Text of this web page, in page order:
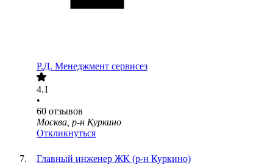
Р.Д. Менеджмент сервисез
4.1
•
60 отзывов
Москва, р-н Куркино
Откликнуться
Главный инженер ЖК (р-н Куркино)